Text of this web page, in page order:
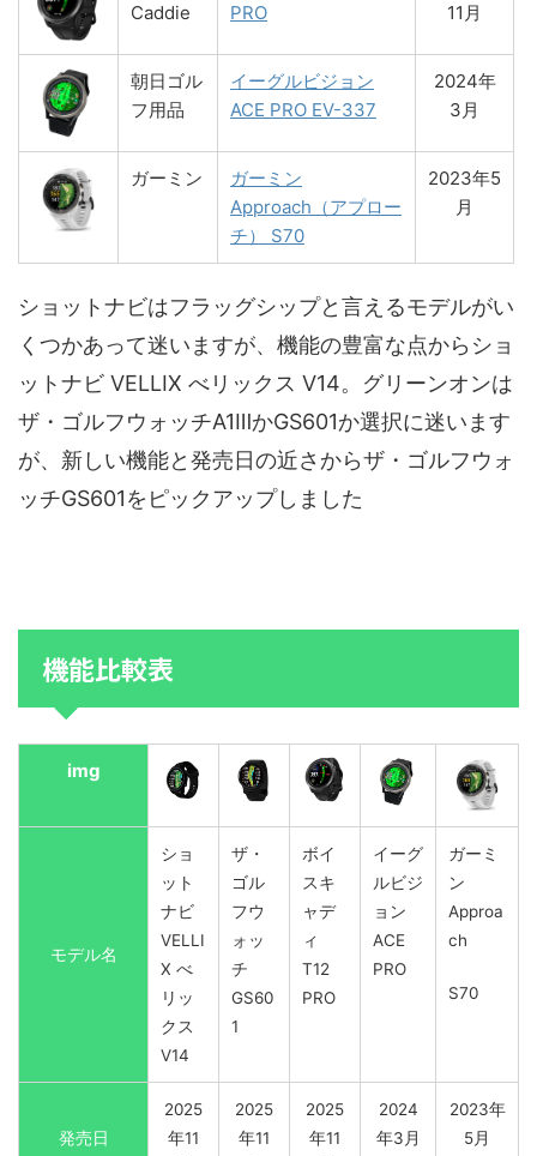
Caddie
PRO
11月
朝日ゴル
フ用品
イーグルビジョン
ACE PRO EV-337
2024年
3月
ガーミン
ガーミン
Approach（アプロー
チ） S70
2023年5
月
ショットナビはフラッグシップと言えるモデルがい
くつかあって迷いますが、機能の豊富な点からショ
ットナビ VELLIX べリックス V14。グリーンオンは
ザ・ゴルフウォッチA1ⅢかGS601か選択に迷います
が、新しい機能と発売日の近さからザ・ゴルフウォ
ッチGS601をピックアップしました
機能比較表
img
モデル名
ショ
ット
ナビ
VELLI
X べ
リッ
クス
V14
ザ・
ゴル
フウ
ォッ
チ
GS60
1
ボイ
スキ
ャデ
ィ
T12
PRO
イーグ
ルビジ
ョン
ACE
PRO
ガーミ
ン
Approa
ch
S70
発売日
2025
年11
2025
年11
2025
年11
2024
年3月
2023年
5月